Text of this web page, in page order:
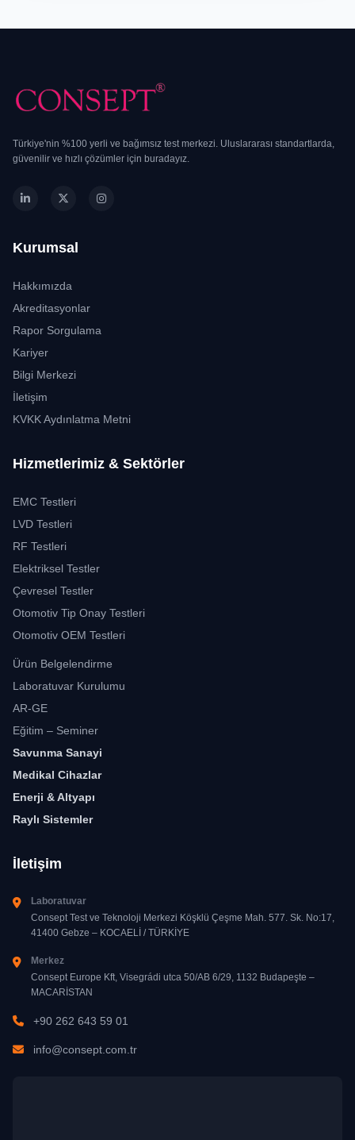
Türkiye'nin %100 yerli ve bağımsız test merkezi. Uluslararası standartlarda,
güvenilir ve hızlı çözümler için buradayız.
Kurumsal
Hakkımızda
Akreditasyonlar
Rapor Sorgulama
Kariyer
Bilgi Merkezi
İletişim
KVKK Aydınlatma Metni
Hizmetlerimiz & Sektörler
EMC Testleri
LVD Testleri
RF Testleri
Elektriksel Testler
Çevresel Testler
Otomotiv Tip Onay Testleri
Otomotiv OEM Testleri
Ürün Belgelendirme
Laboratuvar Kurulumu
AR-GE
Eğitim – Seminer
Savunma Sanayi
Medikal Cihazlar
Enerji & Altyapı
Raylı Sistemler
İletişim
Laboratuvar
Consept Test ve Teknoloji Merkezi Köşklü Çeşme Mah. 577. Sk. No:17,
41400 Gebze – KOCAELİ / TÜRKİYE
Merkez
Consept Europe Kft, Visegrádi utca 50/AB 6/29, 1132 Budapeşte –
MACARİSTAN
+90 262 643 59 01
info@consept.com.tr